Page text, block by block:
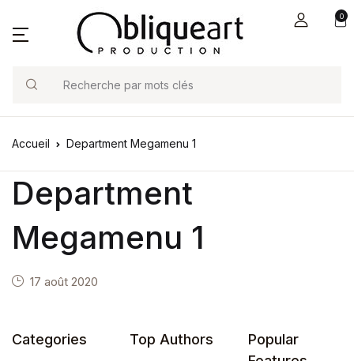
0
Search
Accueil Department Megamenu 1
Department
Megamenu 1
17 août 2020
Categories Top Authors
Popular